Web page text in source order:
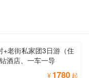
+老街私家团3日游（住
酒店、一车一导
¥ 1780 起